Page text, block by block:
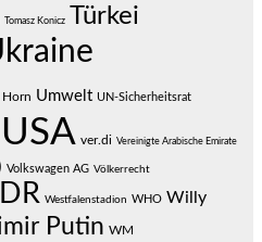
Tomasz Konicz Türkei
Horn Umwelt UN-Sicherheitsrat
USA ver.di Vereinigte Arabische Emirate
Volkswagen AG Völkerrecht
Westfalenstadion WHO Willy
Putin WM